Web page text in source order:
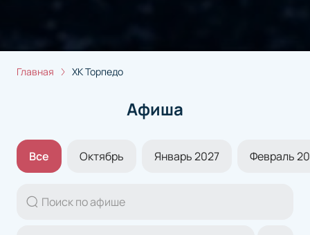
Главная ХК Торпедо
Афиша
Все Октябрь Январь 2027 Февраль